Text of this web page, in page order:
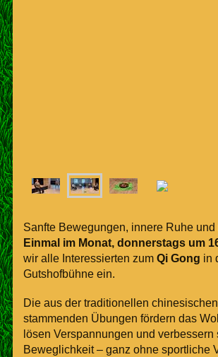
Sanfte Bewegungen, innere Ruhe
Einmal im Monat, donnerstags um
wir alle Interessierten zum Qi Gong in
Gutshofbühne ein.
Die aus der traditionellen
stammenden Übungen fördern das
lösen Verspannungen und verbessern
Beweglichkeit – ganz ohne sportliche